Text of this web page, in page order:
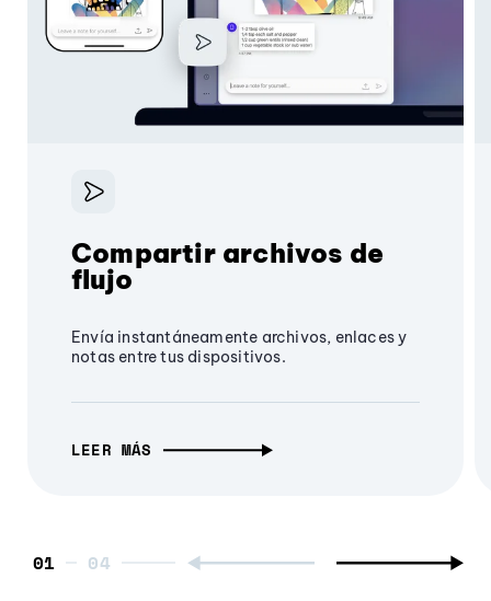
Compartir archivos de
flujo
Envía instantáneamente archivos, enlaces y
notas entre tus dispositivos.
LEER MÁS
01